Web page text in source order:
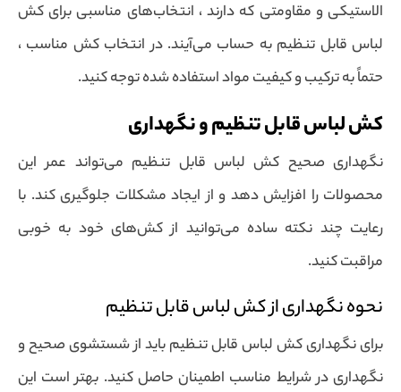
الاستیکی و مقاومتی که دارند ، انتخاب‌های مناسبی برای کش
لباس قابل تنظیم به حساب می‌آیند. در انتخاب کش مناسب ،
حتماً به ترکیب و کیفیت مواد استفاده شده توجه کنید.
کش لباس قابل تنظیم و نگهداری
نگهداری صحیح کش لباس قابل تنظیم می‌تواند عمر این
محصولات را افزایش دهد و از ایجاد مشکلات جلوگیری کند. با
رعایت چند نکته ساده می‌توانید از کش‌های خود به خوبی
مراقبت کنید.
نحوه نگهداری از کش لباس قابل تنظیم
برای نگهداری کش لباس قابل تنظیم باید از شستشوی صحیح و
نگهداری در شرایط مناسب اطمینان حاصل کنید. بهتر است این